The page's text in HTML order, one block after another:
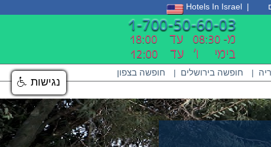
Hotels In Israel|
חופשה בצפון | חופשה בירושלים |
נגישות
נגישות